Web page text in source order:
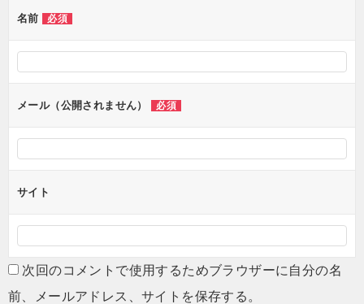
ー
シ
ョ
ン
名前 必須
メール（公開されません） 必須
サイト
次回のコメントで使用するためブラウザーに自分の名
前、メールアドレス、サイトを保存する。